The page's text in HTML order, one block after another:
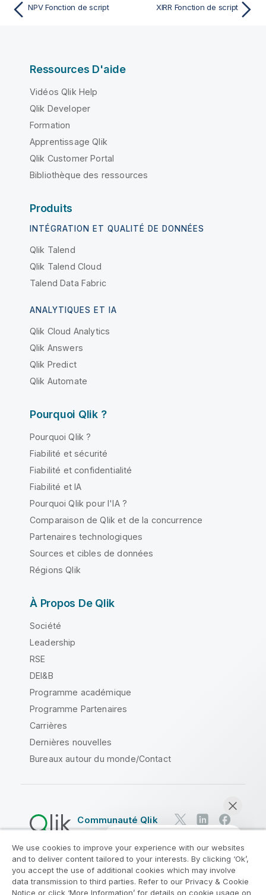
NPV Fonction de script XIRR Fonction de script
Ressources D'aide
Vidéos Qlik Help
Qlik Developer
Formation
Apprentissage Qlik
Qlik Customer Portal
Bibliothèque des ressources
Produits
INTÉGRATION ET QUALITÉ DE DONNÉES
Qlik Talend
Qlik Talend Cloud
Talend Data Fabric
ANALYTIQUES ET IA
Qlik Cloud Analytics
Qlik Answers
Qlik Predict
Qlik Automate
Pourquoi Qlik ?
Pourquoi Qlik ?
Fiabilité et sécurité
Fiabilité et confidentialité
Fiabilité et IA
Pourquoi Qlik pour l'IA ?
Comparaison de Qlik et de la concurrence
Partenaires technologiques
Sources et cibles de données
Régions Qlik
À Propos De Qlik
Société
Leadership
RSE
DEI&B
Programme académique
Programme Partenaires
Carrières
Dernières nouvelles
Bureaux autour du monde/Contact
Communauté Qlik
Contrats juridiques
Conditions d'utilisation des produits
Legal Policies
Conditions légales
We use cookies to improve your experience with our websites
and to deliver content tailored to your interests. By clicking ‘Ok’,
you accept the use of additional cookies which may involve
data transmission to third parties. Refer to our Privacy & Cookie
Notice or click ‘More Information’ for details on cookie usage on